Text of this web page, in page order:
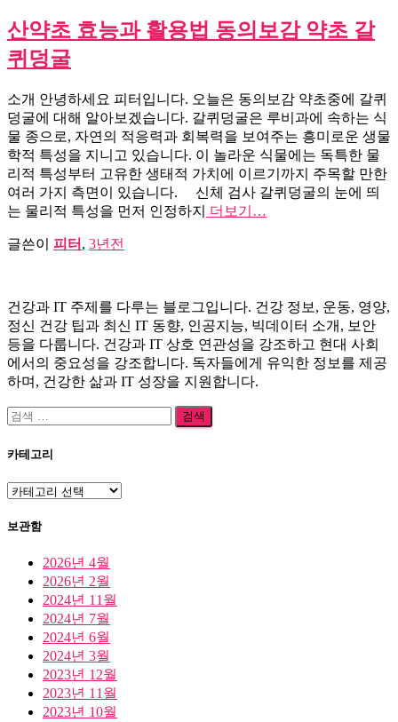
산약초 효능과 활용법 동의보감 약초 갈
퀴덩굴
소개 안녕하세요 피터입니다. 오늘은 동의보감 약초중에 갈퀴
덩굴에 대해 알아보겠습니다. 갈퀴덩굴은 루비과에 속하는 식
물 종으로, 자연의 적응력과 회복력을 보여주는 흥미로운 생물
학적 특성을 지니고 있습니다. 이 놀라운 식물에는 독특한 물
리적 특성부터 고유한 생태적 가치에 이르기까지 주목할 만한
여러 가지 측면이 있습니다. 신체 검사 갈퀴덩굴의 눈에 띄
는 물리적 특성을 먼저 인정하지
더보기…
글쓴이 피터 , 3년 전
건강과 IT 주제를 다루는 블로그입니다. 건강 정보, 운동, 영양,
정신 건강 팁과 최신 IT 동향, 인공지능, 빅데이터 소개, 보안
등을 다룹니다. 건강과 IT 상호 연관성을 강조하고 현대 사회
에서의 중요성을 강조합니다. 독자들에게 유익한 정보를 제공
하며, 건강한 삶과 IT 성장을 지원합니다.
검
카테고리
카
고
보관함
2026년 4월
2026년 2월
2024년 11월
2024년 7월
2024년 6월
2024년 3월
2023년 12월
2023년 11월
2023년 10월